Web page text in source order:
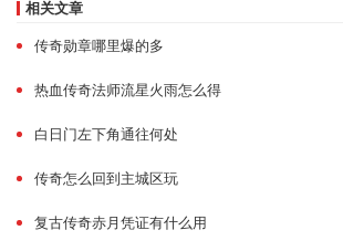
相关文章
传奇勋章哪里爆的多
热血传奇法师流星火雨怎么得
白日门左下角通往何处
传奇怎么回到主城区玩
复古传奇赤月凭证有什么用